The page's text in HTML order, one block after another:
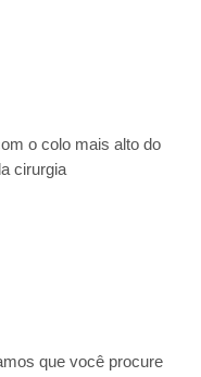
o colo mais alto do
cirurgia
que você procure